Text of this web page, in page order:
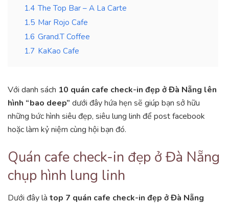
1.4 The Top Bar – A La Carte
1.5 Mar Rojo Cafe
1.6 Grand.T Coffee
1.7 KaKao Cafe
Với danh sách 10 quán cafe check-in đẹp ở Đà Nẵng lên
hình “bao deep” dưới đây hứa hẹn sẽ giúp bạn sở hữu
những bức hình siêu đẹp, siêu lung linh để post facebook
hoặc làm kỷ niệm cùng hội bạn đó.
Quán cafe check-in đẹp ở Đà Nẵng
chụp hình lung linh
Dưới đây là top 7 quán cafe check-in đẹp ở Đà Nẵng